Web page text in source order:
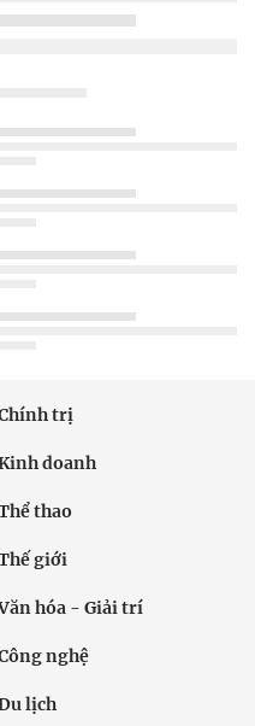
trị
doanh
thao
giới
hóa - Giải trí
nghệ
lịch